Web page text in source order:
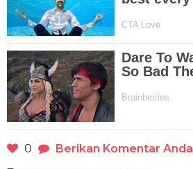
0 Berikan Komentar Anda